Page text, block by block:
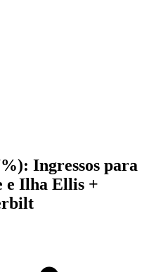
Ingressos para
e Ilha Ellis +